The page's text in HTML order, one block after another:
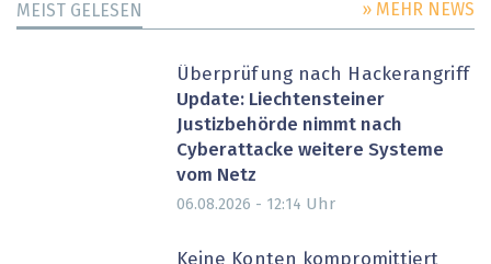
MEIST GELESEN » MEHR NEWS
Überprüfung nach Hackerangriff
Update: Liechtensteiner
Justizbehörde nimmt nach
Cyberattacke weitere Systeme
vom Netz
06.08.2026 - 12:14 Uhr
Keine Konten kompromittiert